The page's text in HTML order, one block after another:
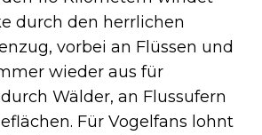
durch den herrlichen
vorbei an Flüssen und
wieder aus für
Wälder, an Flussufern
Für Vogelfans lohnt